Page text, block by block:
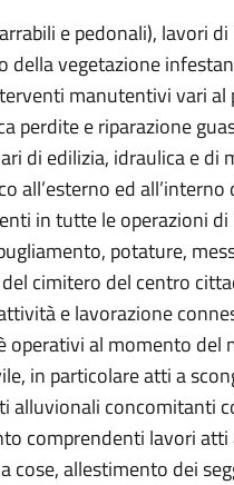
e pedonali), lavori
della vegetazione
manutentivi vari
perdite e riparazione
di edilizia, idraulica e di
all’esterno ed
in tutte le operazioni
potature,
cimitero del centro
e lavorazione
al momento del
in particolare atti a
alluvionali concomitanti
comprendenti lavori atti
cose, allestimento dei